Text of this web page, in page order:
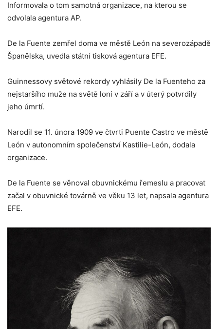
Informovala o tom samotná organizace, na kterou se
odvolala agentura AP.
De la Fuente zemřel doma ve městě León na severozápadě
Španělska, uvedla státní tisková agentura EFE.
Guinnessovy světové rekordy vyhlásily De la Fuenteho za
nejstaršího muže na světě loni v září a v úterý potvrdily
jeho úmrtí.
Narodil se 11. února 1909 ve čtvrti Puente Castro ve městě
León v autonomním společenství Kastilie-León, dodala
organizace.
De la Fuente se věnoval obuvnickému řemeslu a pracovat
začal v obuvnické továrně ve věku 13 let, napsala agentura
EFE.